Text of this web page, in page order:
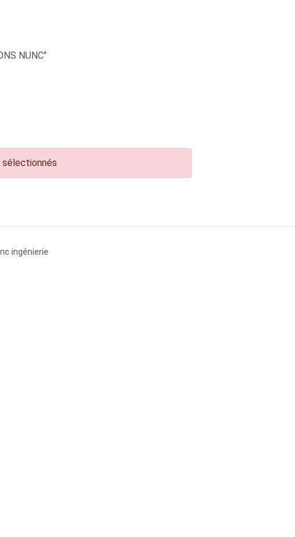
NUNC"
ingénierie